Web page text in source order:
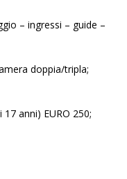
– ingressi – guide –
doppia/tripla;
anni) EURO 250;